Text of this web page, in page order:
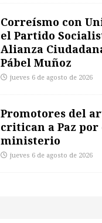
Correísmo con
el Partido
Alianza
Pábel Muñoz
jueves 6 de agosto de 2026
Promotores del
critican a Paz
ministerio
jueves 6 de agosto de 2026